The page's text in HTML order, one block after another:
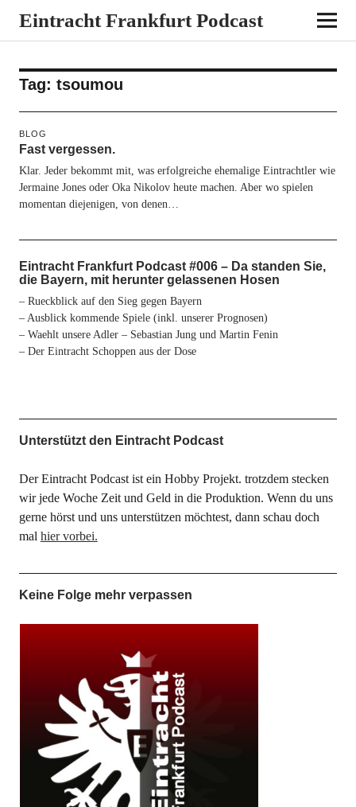
Eintracht Frankfurt Podcast
Tag: tsoumou
BLOG
Fast vergessen.
Klar. Jeder bekommt mit, was erfolgreiche ehemalige Eintrachtler wie
Jermaine Jones oder Oka Nikolov heute machen. Aber wo spielen
momentan diejenigen, von denen…
Eintracht Frankfurt Podcast #006 – Da standen Sie,
die Bayern, mit herunter gelassenen Hosen
– Rueckblick auf den Sieg gegen Bayern
– Ausblick kommende Spiele (inkl. unserer Prognosen)
– Waehlt unsere Adler – Sebastian Jung und Martin Fenin
– Der Eintracht Schoppen aus der Dose
Unterstützt den Eintracht Podcast
Der Eintracht Podcast ist ein Hobby Projekt. trotzdem stecken
wir jede Woche Zeit und Geld in die Produktion. Wenn du uns
gerne hörst und uns unterstützen möchtest, dann schau doch
mal hier vorbei.
Keine Folge mehr verpassen